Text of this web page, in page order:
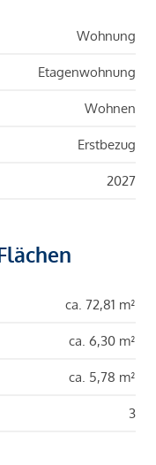
Wohnung
Etagenwohnung
Wohnen
Erstbezug
2027
ca. 72,81 m²
ca. 6,30 m²
ca. 5,78 m²
3